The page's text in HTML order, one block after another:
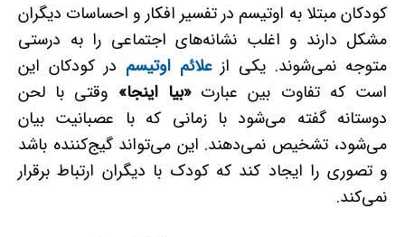
کودکان مبتلا به اوتیسم در تفسیر افکار و احساسات دیگران
مشکل دارند و اغلب نشانه‌های اجتماعی را به ‌درستی
متوجه نمی‌شوند. یکی ازعلائم اوتیسم در کودکان این
است که تفاوت بین عبارت«بیا اینجا» وقتی با لحن
دوستانه گفته می‌شود با زمانی که با عصبانیت بیان
می‌شود، تشخیص نمی‌دهند. این می‌تواند گیج‌کننده باشد
و تصوری را ایجاد کند که کودک با دیگران ارتباط برقرار
نمی‌کند.